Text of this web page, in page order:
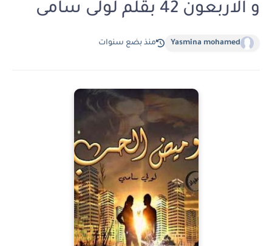
و الاربعون 42 بقلم لولى سامى
Yasmina mohamed منذ بضع سنوات